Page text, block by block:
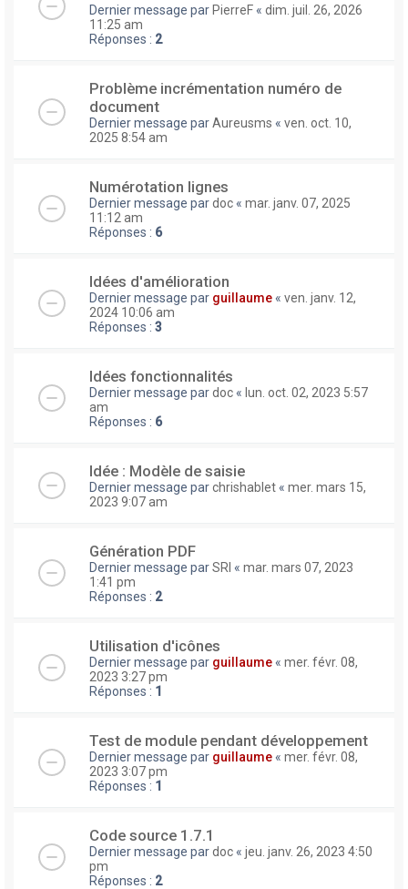
Dernier message parPierreF « dim. juil. 26, 2026
11:25 am
Réponses : 2
Problème incrémentation numéro de
document
Dernier message parAureusms « ven. oct. 10,
2025 8:54 am
Numérotation lignes
Dernier message pardoc « mar. janv. 07, 2025
11:12 am
Réponses : 6
Idées d'amélioration
Dernier message par guillaume « ven. janv. 12,
2024 10:06 am
Réponses : 3
Idées fonctionnalités
Dernier message pardoc « lun. oct. 02, 2023 5:57
am
Réponses : 6
Idée : Modèle de saisie
Dernier message parchrishablet « mer. mars 15,
2023 9:07 am
Génération PDF
Dernier message parSRI « mar. mars 07, 2023
1:41 pm
Réponses : 2
Utilisation d'icônes
Dernier message par guillaume « mer. févr. 08,
2023 3:27 pm
Réponses : 1
Test de module pendant développement
Dernier message par guillaume « mer. févr. 08,
2023 3:07 pm
Réponses : 1
Code source 1.7.1
Dernier message pardoc « jeu. janv. 26, 2023 4:50
pm
Réponses : 2